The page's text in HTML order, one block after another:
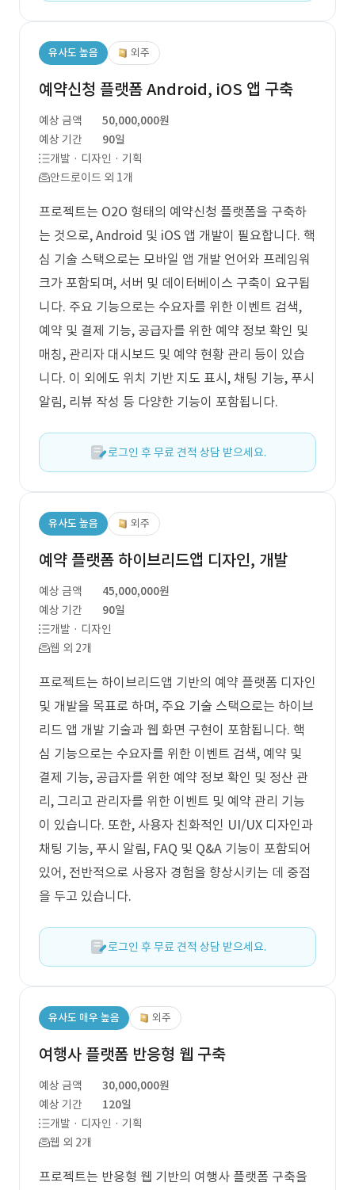
유사도 높음 외주
예약신청 플랫폼 Android, iOS 앱 구축
예상 금액
50,000,000원
예상 기간
90일
개발 · 디자인 · 기획
안드로이드 외 1개
프로젝트는 O2O 형태의 예약신청 플랫폼을 구축하
는 것으로, Android 및 iOS 앱 개발이 필요합니다. 핵
심 기술 스택으로는 모바일 앱 개발 언어와 프레임워
크가 포함되며, 서버 및 데이터베이스 구축이 요구됩
니다. 주요 기능으로는 수요자를 위한 이벤트 검색,
예약 및 결제 기능, 공급자를 위한 예약 정보 확인 및
매칭, 관리자 대시보드 및 예약 현황 관리 등이 있습
니다. 이 외에도 위치 기반 지도 표시, 채팅 기능, 푸시
알림, 리뷰 작성 등 다양한 기능이 포함됩니다.
로그인 후 무료 견적 상담 받으세요.
유사도 높음 외주
예약 플랫폼 하이브리드앱 디자인, 개발
예상 금액
45,000,000원
예상 기간
90일
개발 · 디자인
웹 외 2개
프로젝트는 하이브리드앱 기반의 예약 플랫폼 디자인
및 개발을 목표로 하며, 주요 기술 스택으로는 하이브
리드 앱 개발 기술과 웹 화면 구현이 포함됩니다. 핵
심 기능으로는 수요자를 위한 이벤트 검색, 예약 및
결제 기능, 공급자를 위한 예약 정보 확인 및 정산 관
리, 그리고 관리자를 위한 이벤트 및 예약 관리 기능
이 있습니다. 또한, 사용자 친화적인 UI/UX 디자인과
채팅 기능, 푸시 알림, FAQ 및 Q&A 기능이 포함되어
있어, 전반적으로 사용자 경험을 향상시키는 데 중점
을 두고 있습니다.
로그인 후 무료 견적 상담 받으세요.
유사도 매우 높음 외주
여행사 플랫폼 반응형 웹 구축
예상 금액
30,000,000원
예상 기간
120일
개발 · 디자인 · 기획
웹 외 2개
프로젝트는 반응형 웹 기반의 여행사 플랫폼 구축을